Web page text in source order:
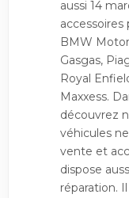
aussi 14
BMW
Gasgas,
Royal
Maxxess.
découvrez
véhicules
vente et
dispose
réparation.